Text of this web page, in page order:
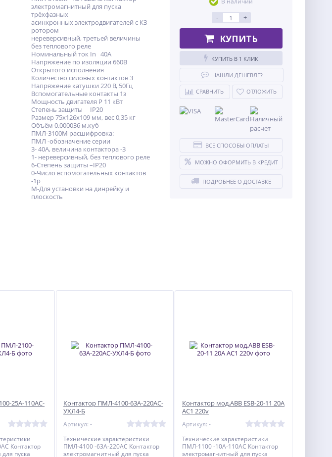
электромагнитный для пуска
трёхфазных
асинхронных электродвигателей с КЗ
ротором
нереверсивный, третьей величины
без теплового реле
Номинальный ток In 40A
Напряжение по изоляции 660В
Открытого исполнения
Количество силовых контактов 3
Напряжение катушки 220 В, 50Гц
Вспомогательные контакты 1з
Мощность двигателя Р 11 кВт
Степень защиты IP20
Размер 75х126х109 мм, вес 0,35 кг
Объём 0.000036 м.куб
ПМЛ-3100М расшифровка:
ПМЛ -обозначение серии
3- 40А, величина контактора -3
1- нереверсивный, без теплового реле
6-Степень защиты –IP20
0-Число вспомогательных контактов
-1р
М-Для установки на динрейку и
плоскость
- +
КУПИТЬ
КУПИТЬ В 1 КЛИК
НАШЛИ ДЕШЕВЛЕ?
СРАВНИТЬ ОТЛОЖИТЬ
ВСЕ СПОСОБЫ ОПЛАТЫ
МОЖНО ОФОРМИТЬ В КРЕДИТ
ПОДРОБНЕЕ О ДОСТАВКЕ
25А-110АС-
Контактор
пуска
Контактор ПМЛ-4100-63А-220АС-
УХЛ4-Б
Артикул: -
Технические характеристики
ПМЛ-4100 -63А-220АС Контактор
электромагнитный для пуска
Контактор мод.ABB ESB-20-11 20A
AC1 220v
Артикул: -
Технические характеристики
ПМЛ-1100 -10А-110АС Контактор
электромагнитный для пуска